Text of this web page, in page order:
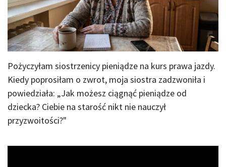
Pożyczyłam siostrzenicy pieniądze na kurs prawa jazdy.
Kiedy poprosiłam o zwrot, moja siostra zadzwoniła i
powiedziała: „Jak możesz ciągnąć pieniądze od
dziecka? Ciebie na starość nikt nie nauczył
przyzwoitości?"